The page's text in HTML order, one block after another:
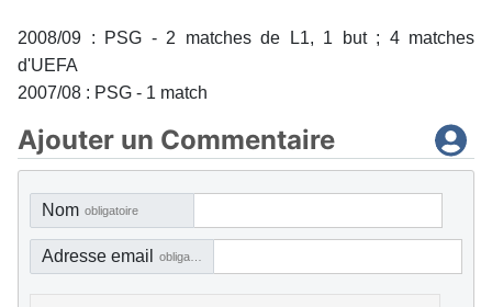
2008/09 : PSG - 2 matches de L1, 1 but ; 4 matches
d'UEFA
2007/08 : PSG - 1 match
Ajouter un Commentaire
Nom obligatoire
Adresse email